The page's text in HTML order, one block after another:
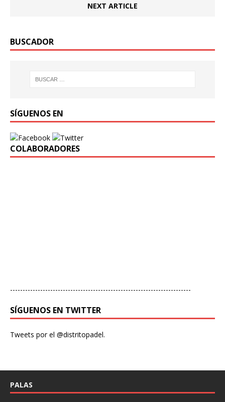
NEXT ARTICLE
BUSCADOR
SÍGUENOS EN
COLABORADORES
------------------------------------------------------------------------
SÍGUENOS EN TWITTER
Tweets por el @distritopadel.
PALAS